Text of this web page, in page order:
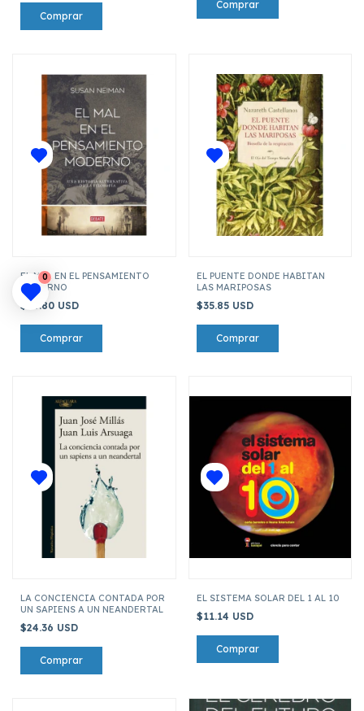
EL MAL EN EL PENSAMIENTO
MODERNO
$34.80 USD
EL PUENTE DONDE HABITAN
LAS MARIPOSAS
$35.85 USD
LA CONCIENCIA CONTADA POR
UN SAPIENS A UN NEANDERTAL
$24.36 USD
EL SISTEMA SOLAR DEL 1 AL 10
$11.14 USD
0